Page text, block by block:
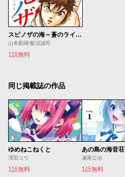
スピノザの海～蒼のライフセーバー～
山本航暉/飯沼誠司
1話無料
同じ掲載誌の作品
ゆめねこねくと
澤田コウ
1話無料
あの島の海音荘
瀬尾公治
1話無料